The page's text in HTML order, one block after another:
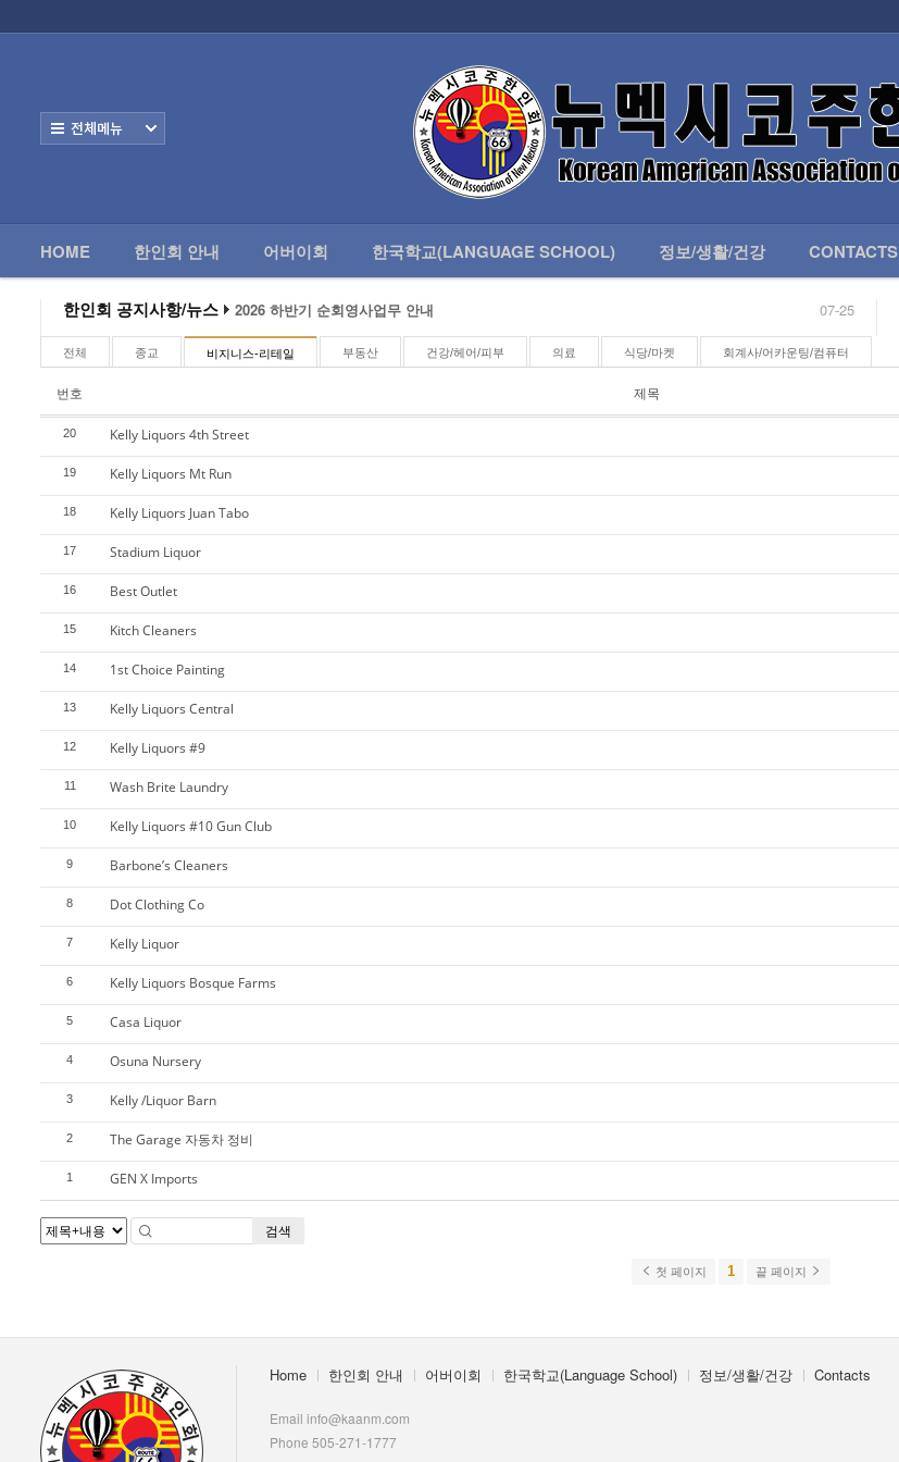
HOME 한인회 안내 어버이회 한국학교(LANGUAGE SCHOOL) 정보/생활/건강 CONTACTS
한인회 공지사항/뉴스 07-25
2026 하반기 순회영사업무 안내
03-23
왕과 사는 남자 앨버커키에서 영화 상영합니다.
02-20
알버커키 감리교회 부흥회 조영진 목사님
전체 종교 비지니스-리테일 부동산 건강/헤어/피부 의료 식당/마켓 회계사/어카운팅/컴퓨터
번호 제목
20 Kelly Liquors 4th Street
19 Kelly Liquors Mt Run
18 Kelly Liquors Juan Tabo
17 Stadium Liquor
16 Best Outlet
15 Kitch Cleaners
14 1st Choice Painting
13 Kelly Liquors Central
12 Kelly Liquors #9
11 Wash Brite Laundry
10 Kelly Liquors #10 Gun Club
9 Barbone’s Cleaners
8 Dot Clothing Co
7 Kelly Liquor
6 Kelly Liquors Bosque Farms
5 Casa Liquor
4 Osuna Nursery
3 Kelly /Liquor Barn
2 The Garage 자동차 정비
1 GEN X Imports
검색
첫 페이지 1 끝 페이지
Home 한인회 안내 어버이회 한국학교(Language School) 정보/생활/건강 Contacts
Email info@kaanm.com
Phone 505-271-1777
한인회 안내
정보/생활/건강
Contacts